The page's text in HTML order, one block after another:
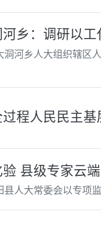
乡：调研以
洞河乡人大组织辖区
程人民民主
县级专家云
县人大常委会以专项